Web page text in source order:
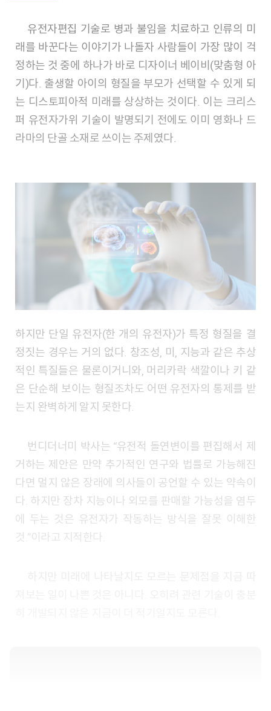
유전자편집 기술로 병과 불임을 치료하고 인류의 미
래를 바꾼다는 이야기가 나돌자 사람들이 가장 많이 걱
정하는 것 중에 하나가 바로 디자이너 베이비(맞춤형 아
기)다. 출생할 아이의 형질을 부모가 선택할 수 있게 되
는 디스토피아적 미래를 상상하는 것이다. 이는 크리스
퍼 유전자가위 기술이 발명되기 전에도 이미 영화나 드
라마의 단골 소재로 쓰이는 주제였다.
하지만 단일 유전자(한 개의 유전자)가 특정 형질을 결
정짓는 경우는 거의 없다. 창조성, 미, 지능과 같은 추상
적인 특질들은 물론이거니와, 머리카락 색깔이나 키 같
은 단순해 보이는 형질조차도 어떤 유전자의 통제를 받
는지 완벽하게 알지 못한다.
번디더너미 박사는 “유전적 돌연변이를 편집해서 제
거하는 제안은 만약 추가적인 연구와 법률로 가능해진
다면 멀지 않은 장래에 의사들이 공언할 수 있는 약속이
다. 하지만 장차 지능이나 외모를 판매할 가능성을 염두
에 두는 것은 유전자가 작동하는 방식을 잘못 이해한
것.”이라고 지적한다.